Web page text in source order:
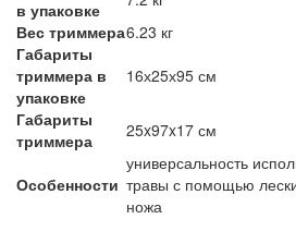
в упаковке
Вес триммера6.23 кг
Габариты
триммера в
упаковке
16х25х95 см
Габариты
триммера
25x97x17 см
Особенности
универсальность
травы с помощью
ножа